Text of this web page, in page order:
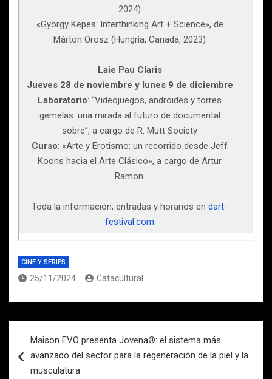
2024)
«György Kepes: Interthinking Art + Science», de
Márton Orosz (Hungría, Canadá, 2023)
Laie Pau Claris
Jueves 28 de noviembre y lunes 9 de diciembre
Laboratorio: “Videojuegos, androides y torres
gemelas: una mirada al futuro de documental
sobre”, a cargo de R. Mutt Society
Curso: «Arte y Erotismo: un recorrido desde Jeff
Koons hacia el Arte Clásico», a cargo de Artur
Ramon.
Toda la información, entradas y horarios en dart-
festival.com
CINE Y SERIES
25/11/2024 Catacultural
de
entradas
Maison EVO presenta Jovena®: el sistema más
avanzado del sector para la regeneración de la piel y la
musculatura